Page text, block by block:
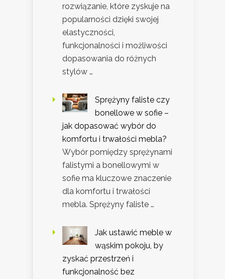
rozwiązanie, które zyskuje na
popularności dzięki swojej
elastyczności,
funkcjonalności i możliwości
dopasowania do różnych
stylów …
Sprężyny faliste czy
bonellowe w sofie –
jak dopasować wybór do
komfortu i trwałości mebla?
Wybór pomiędzy sprężynami
falistymi a bonellowymi w
sofie ma kluczowe znaczenie
dla komfortu i trwałości
mebla. Sprężyny faliste …
Jak ustawić meble w
wąskim pokoju, by
zyskać przestrzeń i
funkcjonalność bez